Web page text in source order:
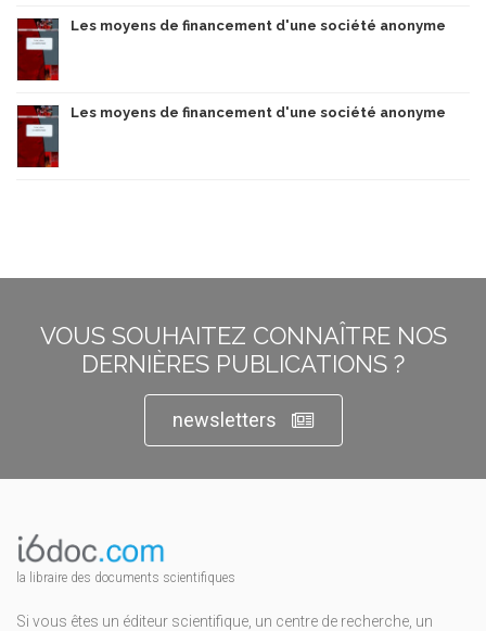
Les moyens de financement d'une société anonyme
Les moyens de financement d'une société anonyme
VOUS SOUHAITEZ CONNAÎTRE NOS
DERNIÈRES PUBLICATIONS ?
newsletters
la libraire des documents scientifiques
Si vous êtes un éditeur scientifique, un centre de recherche, un